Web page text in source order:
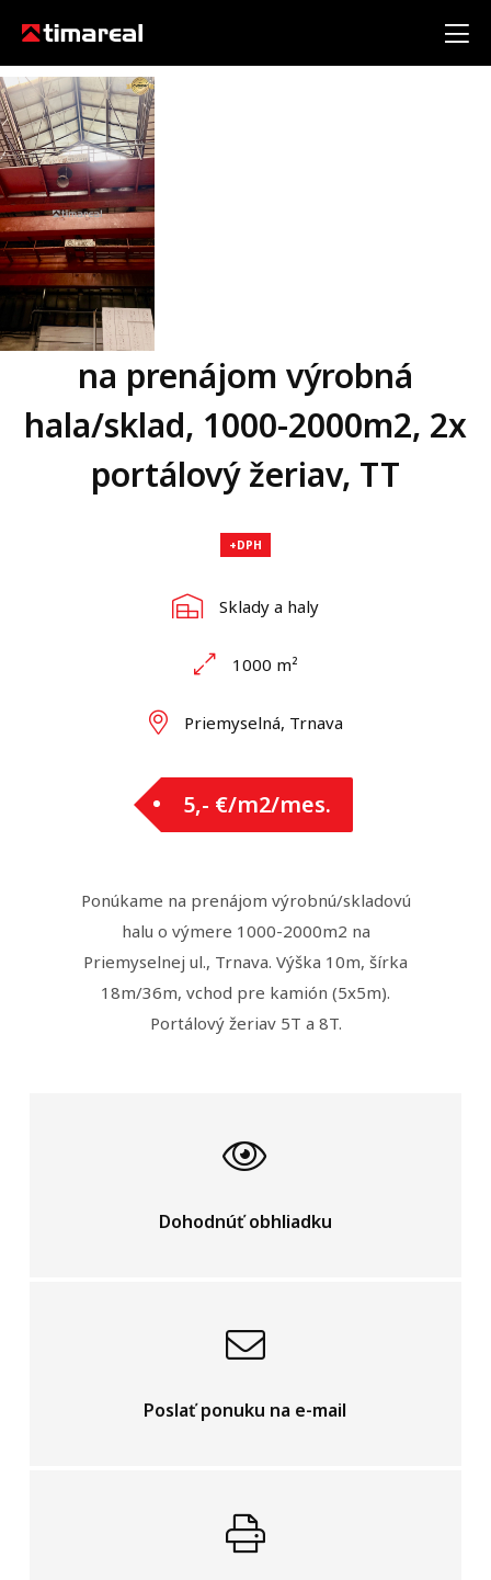
na prenájom výrobná
hala/sklad, 1000-2000m2, 2x
portálový žeriav, TT
+DPH
Sklady a haly
1000 m²
Priemyselná, Trnava
5,- €/m2/mes.
Ponúkame na prenájom výrobnú/skladovú
halu o výmere 1000-2000m2 na
Priemyselnej ul., Trnava. Výška 10m, šírka
18m/36m, vchod pre kamión (5x5m).
Portálový žeriav 5T a 8T.
Dohodnúť obhliadku
Poslať ponuku na e-mail